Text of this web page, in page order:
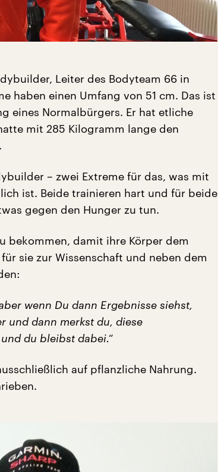
Leiter des Bodyteam 66 in
haben einen Umfang von 51 cm. Das ist
eines Normalbürgers. Er hat etliche
mit 285 Kilogramm lange den
– zwei Extreme für das, was mit
ist. Beide trainieren hart und für beide
gegen den Hunger zu tun.
bekommen, damit ihre Körper dem
sie zur Wissenschaft und neben dem
wenn Du dann Ergebnisse siehst,
und dann merkst du, diese
du bleibst dabei.“
auf pflanzliche Nahrung.